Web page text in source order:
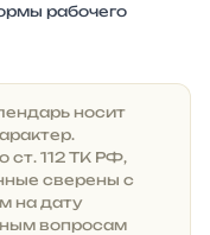
рабочего
носит
ст. 112 ТК РФ,
сверены с
на дату
вопросам